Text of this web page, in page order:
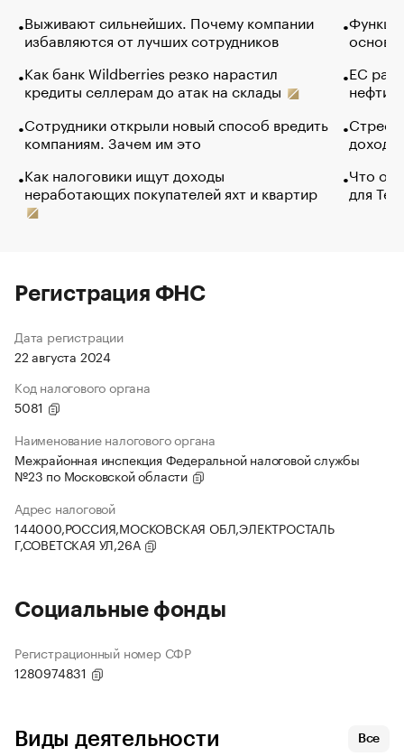
Выживают сильнейших. Почему компании
избавляются от лучших сотрудников
Как банк Wildberries резко нарастил
кредиты селлерам до атак на склады
Сотрудники открыли новый способ вредить
компаниям. Зачем им это
Как налоговики ищут доходы
неработающих покупателей яхт и квартир
основ
ЕС
нефти
Что
для
Регистрация ФНС
Дата регистрации
22 августа 2024
Код налогового органа
5081
Наименование налогового органа
Межрайонная инспекция Федеральной налоговой службы
№23 по Московской области
Адрес налоговой
144000,РОССИЯ,МОСКОВСКАЯ ОБЛ,ЭЛЕКТРОСТАЛЬ
Г,СОВЕТСКАЯ УЛ,26А
Социальные фонды
Регистрационный номер СФР
1280974831
Виды деятельности Все